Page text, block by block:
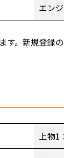
エン
。新規登録
上物1